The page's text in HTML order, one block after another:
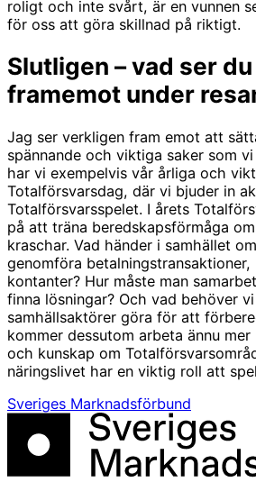
roligt och inte svårt, är en vunnen
för oss att göra skillnad på riktigt.
Slutligen – vad ser
framemot under
Jag ser verkligen fram emot att
spännande och viktiga saker som
har vi exempelvis vår årliga och
Totalförsvarsdag, där vi bjuder in
Totalförsvarsspelet. I årets
på att träna beredskapsförmåga
kraschar. Vad händer i samhället
genomföra
kontanter? Hur måste man
finna lösningar? Och vad behöver
samhällsaktörer göra för att
kommer dessutom arbeta ännu
och kunskap om
näringslivet har en viktig roll att
Sveriges Marknadsförbund